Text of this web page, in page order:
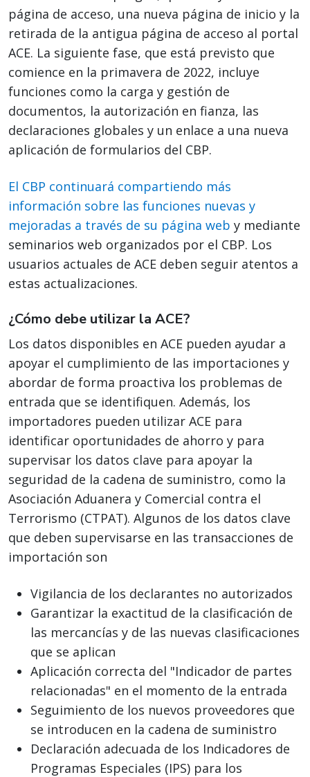
página de acceso, una nueva página de inicio y la
retirada de la antigua página de acceso al portal
ACE. La siguiente fase, que está previsto que
comience en la primavera de 2022, incluye
funciones como la carga y gestión de
documentos, la autorización en fianza, las
declaraciones globales y un enlace a una nueva
aplicación de formularios del CBP.
El CBP continuará compartiendo más
información sobre las funciones nuevas y
mejoradas a través de su página web y mediante
seminarios web organizados por el CBP. Los
usuarios actuales de ACE deben seguir atentos a
estas actualizaciones.
¿Cómo debe utilizar la ACE?
Los datos disponibles en ACE pueden ayudar a
apoyar el cumplimiento de las importaciones y
abordar de forma proactiva los problemas de
entrada que se identifiquen. Además, los
importadores pueden utilizar ACE para
identificar oportunidades de ahorro y para
supervisar los datos clave para apoyar la
seguridad de la cadena de suministro, como la
Asociación Aduanera y Comercial contra el
Terrorismo (CTPAT). Algunos de los datos clave
que deben supervisarse en las transacciones de
importación son
Vigilancia de los declarantes no autorizados
Garantizar la exactitud de la clasificación de
las mercancías y de las nuevas clasificaciones
que se aplican
Aplicación correcta del "Indicador de partes
relacionadas" en el momento de la entrada
Seguimiento de los nuevos proveedores que
se introducen en la cadena de suministro
Declaración adecuada de los Indicadores de
Programas Especiales (IPS) para los